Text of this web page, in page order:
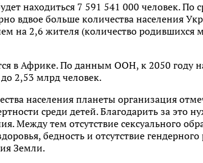
находиться 7 591 541 000 человек.
вдвое больше количества населения
на 2,6 жителя (количество родившихся
в Африке. По данным ООН, к 2050 году
2,53 млрд человек.
населения планеты организация
среди детей. Благодарить за это
Между тем отсутствие сексуального
бедность и отсутствие
Земли.